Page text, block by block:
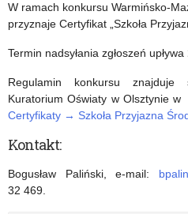
W ramach konkursu Warmińsko-
przyznaje Certyfikat „Szkoła
Termin nadsyłania zgłoszeń upływa
Regulamin konkursu
Kuratorium Oświaty w Olsztynie w
Certyfikaty → Szkoła Przyjazna
Kontakt:
Bogusław Paliński, e-mail:
32 469.